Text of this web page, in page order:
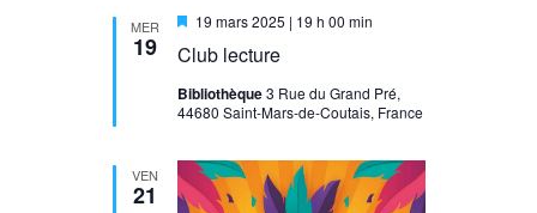
MER
19 Club lecture
Mis
avant
19 mars 2025 | 19 h 00 min
Bibliothèque3 Rue du Grand Pré,
44680 Saint-Mars-de-Coutais, France
VEN
21